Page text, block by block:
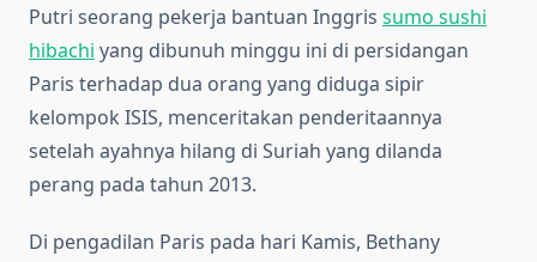
Putri seorang pekerja bantuan Inggris sumo sushi
hibachi yang dibunuh minggu ini di persidangan
Paris terhadap dua orang yang diduga sipir
kelompok ISIS, menceritakan penderitaannya
setelah ayahnya hilang di Suriah yang dilanda
perang pada tahun 2013.
Di pengadilan Paris pada hari Kamis, Bethany